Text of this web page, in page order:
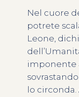
Nel cuore
potrete
Leone,
imponente
lo